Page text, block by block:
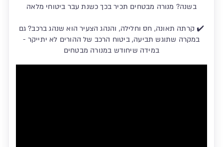
בשנה? מנורה מבטחים תכיר בכך כשנת עבר ביטוחי מלאה
✔️ קרתה תאונה, חס וחלילה, והנהג הצעיר הוא שנהג ברכב? גם
במקרה שתוגש תביעה, ביטוח הרכב של ההורים לא יתייקר -
במידה שיחודש במנורה מבטחים